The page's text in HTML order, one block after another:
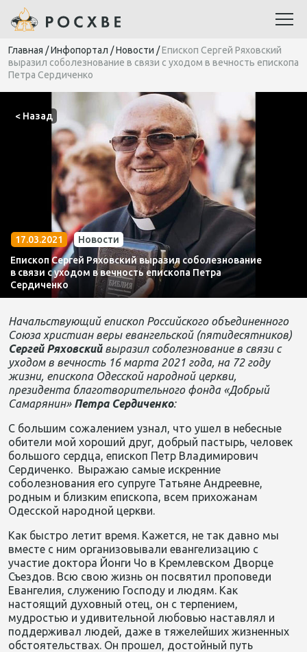
Главная /Инфопортал /Новости /Епископ Сергей Ряховский
выразил соболезнование в связи с уходом в вечность епископа
Петра Сердиченко
< Назад
17.03.2021
Новости
Епископ Сергей Ряховский выразил соболезнование
в связи с уходом в вечность епископа Петра
Сердиченко
Начальствующий епископ Российского объединенного
Союза христиан веры евангельской (пятидесятников)
Сергей Ряховскийвыразил соболезнование в связи с
уходом в вечность 16 марта 2021 года, на 72 году
жизни, епископа Одесской народной церкви,
президента благотворительного фонда «Добрый
Самарянин» Петра Сердиченко:
С большим сожалением узнал, что ушел в небесные
обители мой хороший друг, добрый пастырь, человек
большого сердца, епископ Петр Владимирович
Сердиченко. Выражаю самые искренние
соболезнования его супруге Татьяне Андреевне,
родным и близким епископа, всем прихожанам
Одесской народной церкви.
Как быстро летит время. Кажется, не так давно мы
вместе с ним организовывали евангелизацию с
участие доктора Йонги Чо в Кремлевском Дворце
Съездов. Всю свою жизнь он посвятил проповеди
Евангелия, служению Господу и людям. Как
настоящий духовный отец, он с терпением,
мудростью и удивительной любовью наставлял и
поддерживал людей, даже в тяжелейших жизненных
обстоятельствах. Он прошел, достойный путь